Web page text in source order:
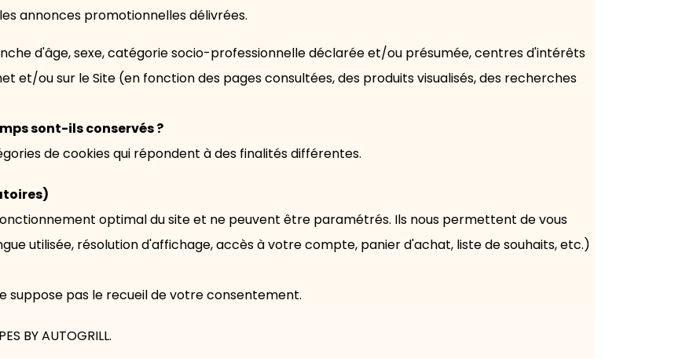
annonces promotionnelles délivrées.
d'âge, sexe, catégorie socio-professionnelle déclarée et/ou présumée, centres d'intérêts
et/ou sur le Site (en fonction des pages consultées, des produits visualisés, des recherches
sont-ils conservés ?
de cookies qui répondent à des finalités différentes.
optimal du site et ne peuvent être paramétrés. Ils nous permettent de vous
utilisée, résolution d'affichage, accès à votre compte, panier d'achat, liste de souhaits, etc.)
suppose pas le recueil de votre consentement.
BY AUTOGRILL.